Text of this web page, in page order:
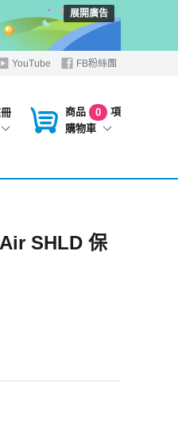
展開廣告
YouTube FB粉絲團
商品 0
項
購物車
SHLD 保